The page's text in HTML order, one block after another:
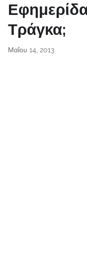
Τράγκα;
Μαΐου 14, 2013